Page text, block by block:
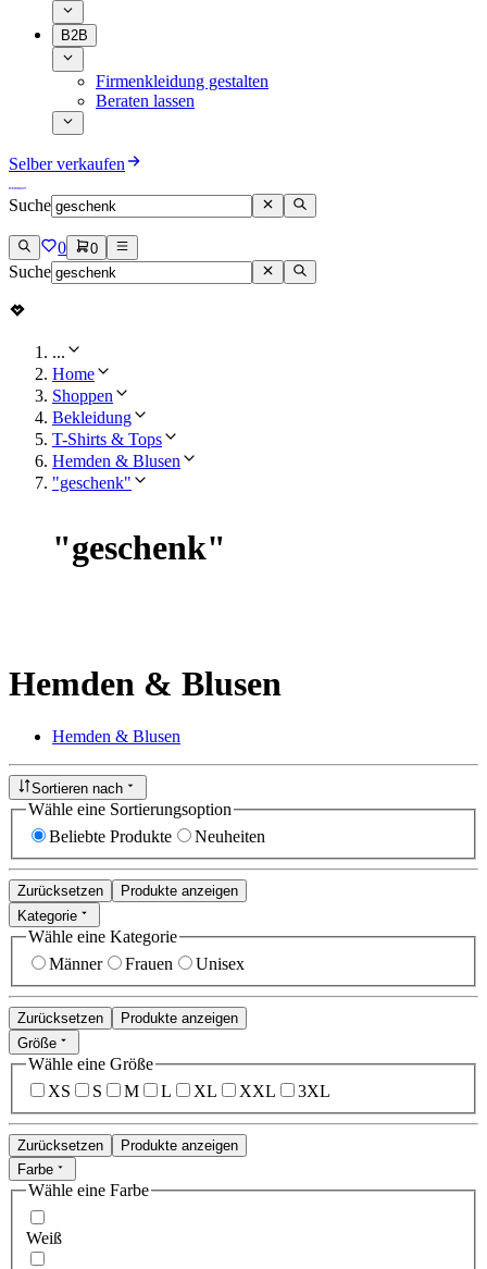
B2B
Firmenkleidung gestalten
Beraten lassen
Selber verkaufen
Suche
0 0
Suche
...
Home
Shoppen
Bekleidung
T-Shirts & Tops
Hemden & Blusen
"geschenk"
"geschenk"
Hemden & Blusen
Hemden & Blusen
Sortieren nach
Wähle eine Sortierungsoption
Beliebte Produkte
Neuheiten
Zurücksetzen
Produkte anzeigen
Kategorie
Wähle eine Kategorie
Männer
Frauen Unisex
Zurücksetzen
Produkte anzeigen
Größe
Wähle eine Größe
XS
S M L XL XXL 3XL
Zurücksetzen
Produkte anzeigen
Farbe
Wähle eine Farbe
Weiß